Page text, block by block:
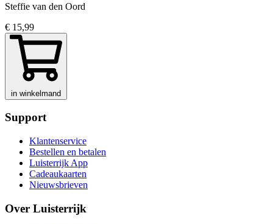
Steffie van den Oord
€ 15,99
in winkelmand
Support
Klantenservice
Bestellen en betalen
Luisterrijk App
Cadeaukaarten
Nieuwsbrieven
Over Luisterrijk